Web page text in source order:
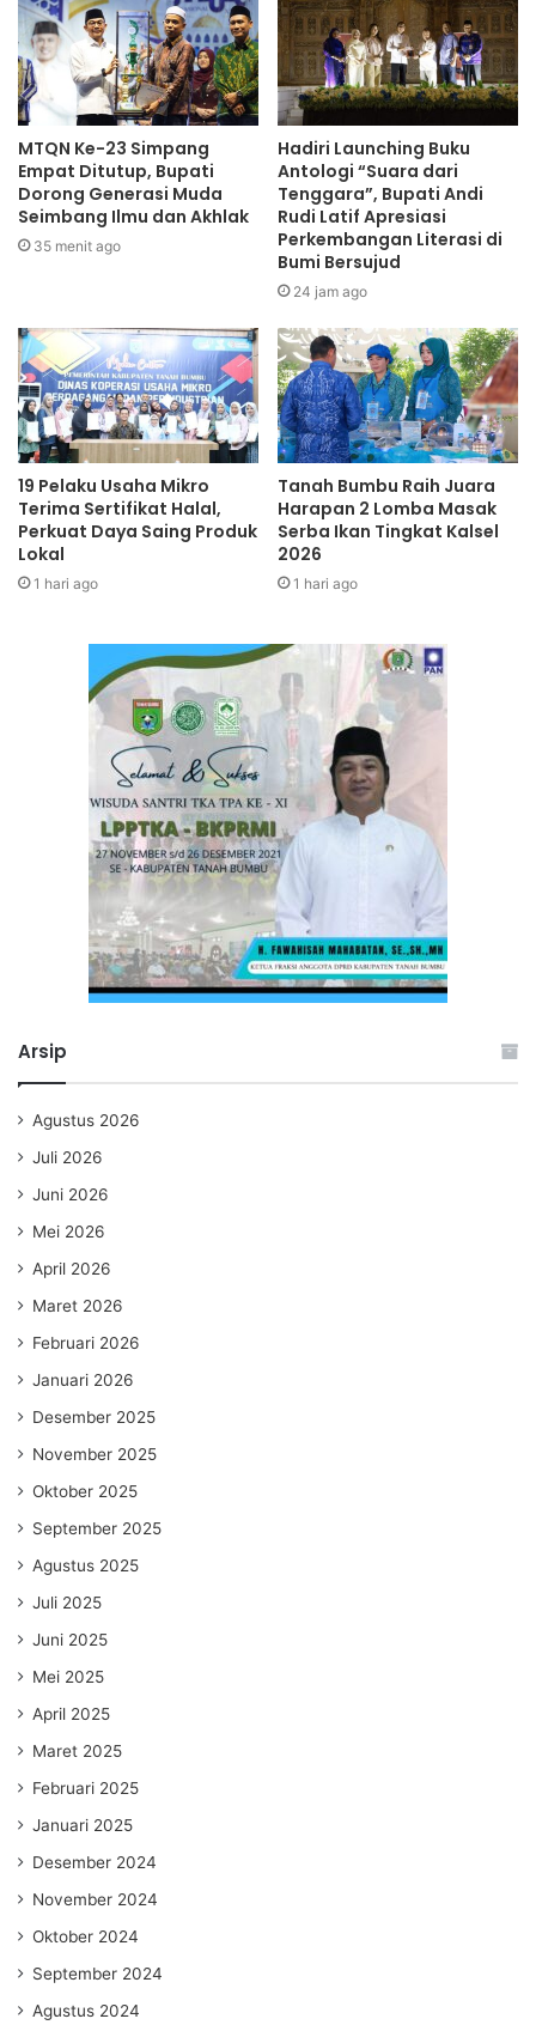
MTQN Ke-23 Simpang
Empat Ditutup, Bupati
Dorong Generasi Muda
Seimbang Ilmu dan Akhlak
35 menit ago
Hadiri Launching Buku
Antologi “Suara dari
Tenggara”, Bupati Andi
Rudi Latif Apresiasi
Perkembangan Literasi di
Bumi Bersujud
24 jam ago
19 Pelaku Usaha Mikro
Terima Sertifikat Halal,
Perkuat Daya Saing Produk
Lokal
1 hari ago
Tanah Bumbu Raih Juara
Harapan 2 Lomba Masak
Serba Ikan Tingkat Kalsel
2026
1 hari ago
Arsip
Agustus 2026
Juli 2026
Juni 2026
Mei 2026
April 2026
Maret 2026
Februari 2026
Januari 2026
Desember 2025
November 2025
Oktober 2025
September 2025
Agustus 2025
Juli 2025
Juni 2025
Mei 2025
April 2025
Maret 2025
Februari 2025
Januari 2025
Desember 2024
November 2024
Oktober 2024
September 2024
Agustus 2024